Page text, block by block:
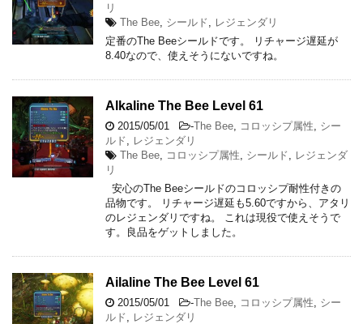
リ
The Bee シールド
レジェンダリ
定番のThe Beeシールドです。 リチャージ遅延が
8.40なので、使えそうにないですね。
Alkaline The Bee Level 61
2015/05/01 -The Bee コロッシプ属性
シー
ルド
レジェンダリ
The Bee
コロッシプ属性 シールド
レジェンダ
リ
安心のThe Beeシールドのコロッシプ耐性付きの
品物です。 リチャージ遅延も5.60ですから、アタリ
のレジェンダリですね。 これは現役で使えそうで
す。良品をゲットしました。
Ailaline The Bee Level 61
2015/05/01 -The Bee コロッシプ属性
シー
ルド
レジェンダリ